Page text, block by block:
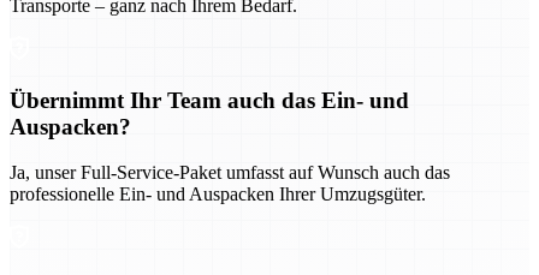
Transporte – ganz nach Ihrem Bedarf.
Übernimmt Ihr Team auch das Ein- und
Auspacken?
Ja, unser Full-Service-Paket umfasst auf Wunsch auch das
professionelle Ein- und Auspacken Ihrer Umzugsgüter.